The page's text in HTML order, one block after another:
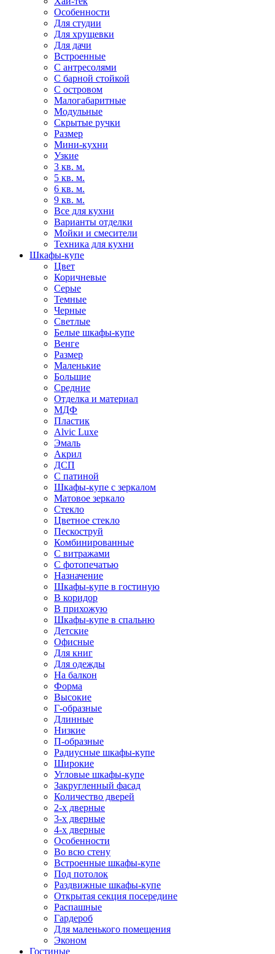
Особенности
Для студии
Для хрущевки
Для дачи
Встроенные
С антресолями
С барной стойкой
С островом
Малогабаритные
Модульные
Скрытые ручки
Размер
Мини-кухни
Узкие
3 кв. м.
5 кв. м.
6 кв. м.
9 кв. м.
Все для кухни
Варианты отделки
Мойки и смесители
Техника для кухни
Шкафы-купе
Цвет
Коричневые
Серые
Темные
Черные
Светлые
Белые шкафы-купе
Венге
Размер
Маленькие
Большие
Средние
Отделка и материал
МДФ
Пластик
Alvic Luxe
Эмаль
Акрил
ДСП
С патиной
Шкафы-купе с зеркалом
Матовое зеркало
Стекло
Цветное стекло
Пескоструй
Комбинированные
С витражами
С фотопечатью
Назначение
Шкафы-купе в гостиную
В коридор
В прихожую
Шкафы-купе в спальню
Детские
Офисные
Для книг
Для одежды
На балкон
Форма
Высокие
Г-образные
Длинные
Низкие
П-образные
Радиусные шкафы-купе
Широкие
Угловые шкафы-купе
Закругленный фасад
Количество дверей
2-х дверные
3-х дверные
4-х дверные
Особенности
Во всю стену
Встроенные шкафы-купе
Под потолок
Раздвижные шкафы-купе
Открытая секция посередине
Распашные
Гардероб
Для маленького помещения
Эконом
Гостиные